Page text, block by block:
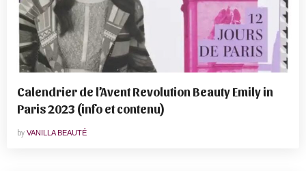
Calendrier de l’Avent Revolution Beauty Emily in
Paris 2023 (info et contenu)
by VANILLA BEAUTÉ